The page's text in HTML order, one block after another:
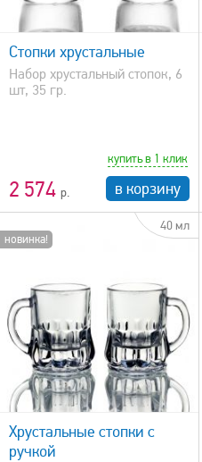
Стопки хрустальные
Набор хрустальный стопок, 6
шт, 35 гр.
2 574
купить в 1 клик
в корзину
быстрый просмотр
новинка!
40 мл
Хрустальные стопки с
ручкой